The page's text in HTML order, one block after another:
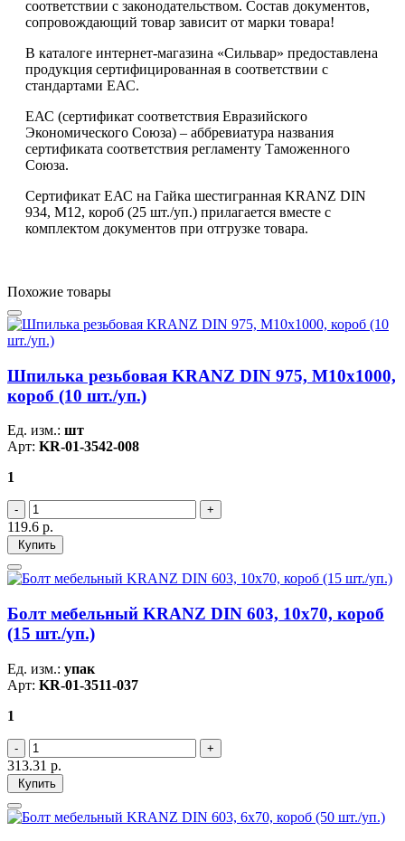
соответствии с законодательством. Состав документов,
сопровождающий товар зависит от марки товара!
В каталоге интернет-магазина «Сильвар» предоставлена
продукция сертифицированная в соответствии с
стандартами ЕАС.
ЕАС (сертификат соответствия Евразийского
Экономического Союза) – аббревиатура названия
сертификата соответствия регламенту Таможенного
Союза.
Сертификат ЕАС на Гайка шестигранная KRANZ DIN
934, M12, короб (25 шт./уп.) прилагается вместе с
комплектом документов при отгрузке товара.
Похожие товары
Шпилька резьбовая KRANZ DIN 975, M10х1000,
короб (10 шт./уп.)
Ед. изм.: шт
Арт: KR-01-3542-008
1
119.6 р.
Купить
Болт мебельный KRANZ DIN 603, 10х70, короб
(15 шт./уп.)
Ед. изм.: упак
Арт: KR-01-3511-037
1
313.31 р.
Купить